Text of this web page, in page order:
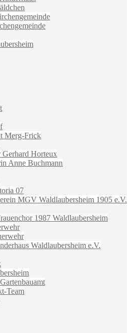
Merg-Frick
Gerhard Horteux
Anne Buchmann
07
MGV Waldlaubersheim 1905 e.V.
1987 Waldlaubersheim
Waldlaubersheim e.V.
Team